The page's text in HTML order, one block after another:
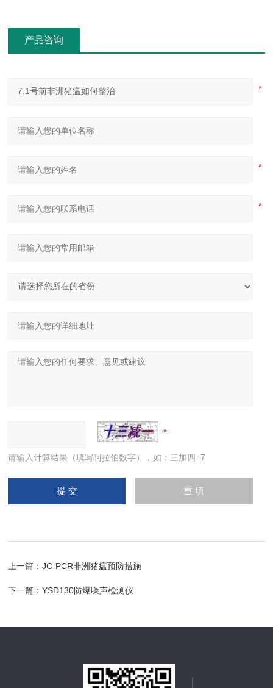
产品咨询
请输入计算结果（填写阿拉伯数字），如：三加四=7
上一篇：JC-PCR非洲猪瘟预防措施
下一篇：YSD130防爆噪声检测仪